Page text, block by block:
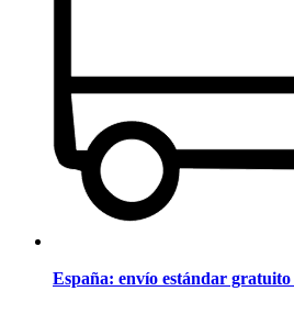
España: envío estándar gratuito